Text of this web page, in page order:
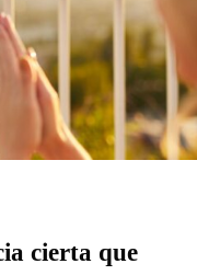
cierta que